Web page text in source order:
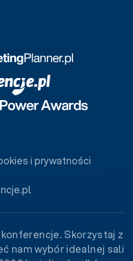
i prywatności
Skorzystaj z
nam wybór idealnej sali